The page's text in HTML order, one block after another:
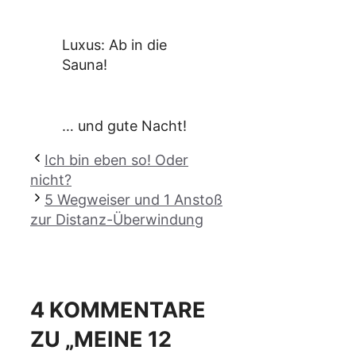
Luxus: Ab in die
Sauna!
… und gute Nacht!
Ich bin eben so! Oder
nicht?
5 Wegweiser und 1 Anstoß
zur Distanz-Überwindung
4 KOMMENTARE
ZU „MEINE 12